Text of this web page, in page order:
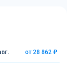
от 28 862 ₽